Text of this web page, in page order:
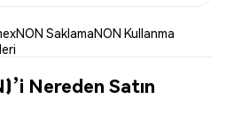
NON SaklamaNON Kullanma
Nereden Satın